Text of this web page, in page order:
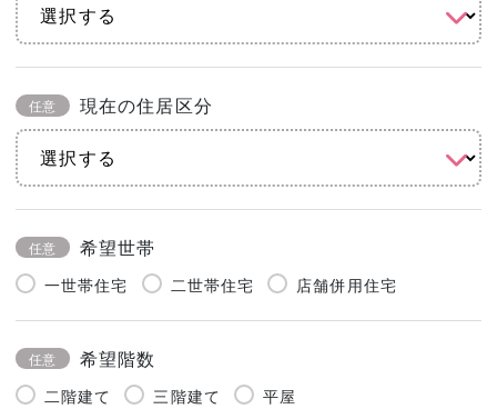
任意 現在の住居区分
任意 希望世帯
一世帯住宅 二世帯住宅 店舗併用住宅
任意 希望階数
二階建て 三階建て 平屋